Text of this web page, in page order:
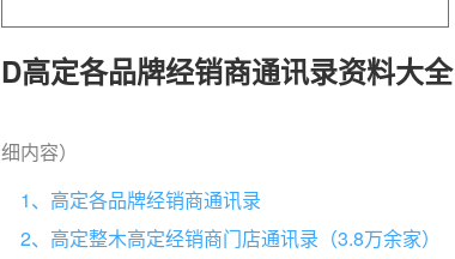
D高定各品牌经销商通讯录资料大全
细内容）
1、高定各品牌经销商通讯录
2、高定整木高定经销商门店通讯录（3.8万余家）